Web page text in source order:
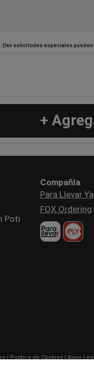
(las solicitudes especiales
+
Poti
Compañía
Para Llevar Ya
FOX Ordering
| Política de Cookies | Aviso